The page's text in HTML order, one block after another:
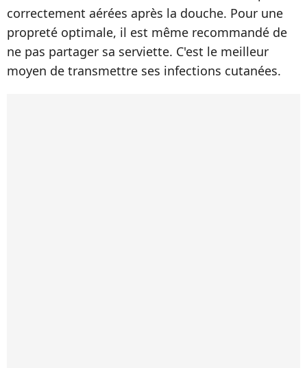
correctement aérées après la douche. Pour une
propreté optimale, il est même recommandé de
ne pas partager sa serviette. C'est le meilleur
moyen de transmettre ses infections cutanées.